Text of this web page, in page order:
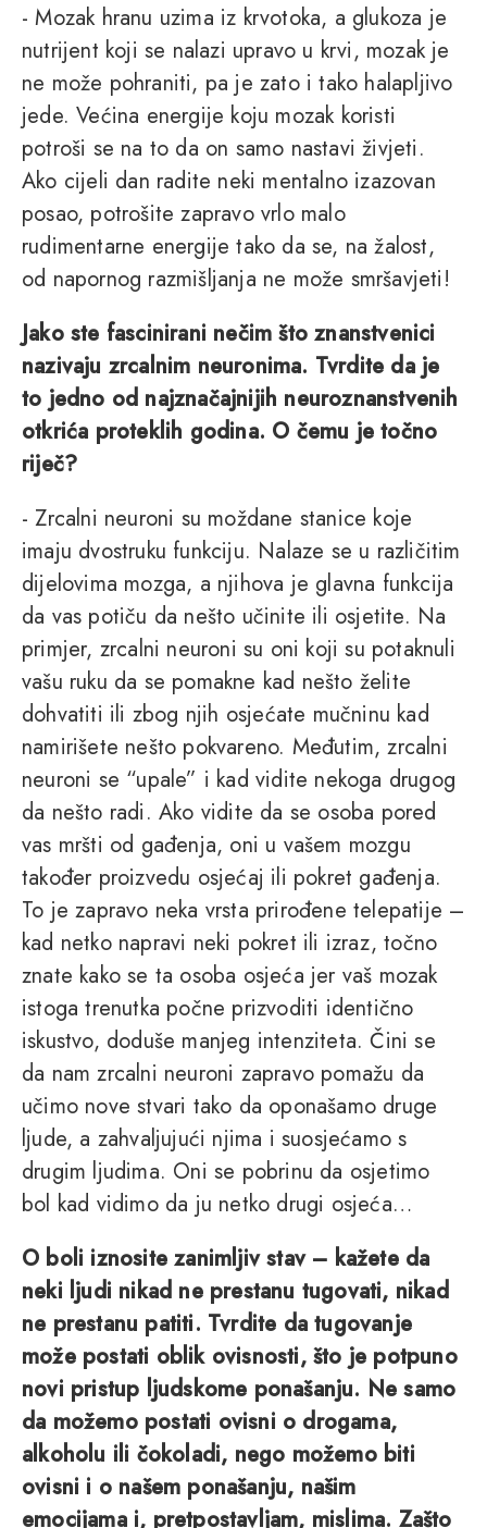
- Mozak hranu uzima iz krvotoka, a glukoza je
nutrijent koji se nalazi upravo u krvi, mozak je
ne može pohraniti, pa je zato i tako halapljivo
jede. Većina energije koju mozak koristi
potroši se na to da on samo nastavi živjeti.
Ako cijeli dan radite neki mentalno izazovan
posao, potrošite zapravo vrlo malo
rudimentarne energije tako da se, na žalost,
od napornog razmišljanja ne može smršavjeti!
Jako ste fascinirani nečim što znanstvenici
nazivaju zrcalnim neuronima. Tvrdite da je
to jedno od najznačajnijih neuroznanstvenih
otkrića proteklih godina. O čemu je točno
riječ?
- Zrcalni neuroni su moždane stanice koje
imaju dvostruku funkciju. Nalaze se u različitim
dijelovima mozga, a njihova je glavna funkcija
da vas potiču da nešto učinite ili osjetite. Na
primjer, zrcalni neuroni su oni koji su potaknuli
vašu ruku da se pomakne kad nešto želite
dohvatiti ili zbog njih osjećate mučninu kad
namirišete nešto pokvareno. Međutim, zrcalni
neuroni se “upale” i kad vidite nekoga drugog
da nešto radi. Ako vidite da se osoba pored
vas mršti od gađenja, oni u vašem mozgu
također proizvedu osjećaj ili pokret gađenja.
To je zapravo neka vrsta prirođene telepatije –
kad netko napravi neki pokret ili izraz, točno
znate kako se ta osoba osjeća jer vaš mozak
istoga trenutka počne prizvoditi identično
iskustvo, doduše manjeg intenziteta. Čini se
da nam zrcalni neuroni zapravo pomažu da
učimo nove stvari tako da oponašamo druge
ljude, a zahvaljujući njima i suosjećamo s
drugim ljudima. Oni se pobrinu da osjetimo
bol kad vidimo da ju netko drugi osjeća…
O boli iznosite zanimljiv stav – kažete da
neki ljudi nikad ne prestanu tugovati, nikad
ne prestanu patiti. Tvrdite da tugovanje
može postati oblik ovisnosti, što je potpuno
novi pristup ljudskome ponašanju. Ne samo
da možemo postati ovisni o drogama,
alkoholu ili čokoladi, nego možemo biti
ovisni i o našem ponašanju, našim
emocijama i, pretpostavljam, mislima. Zašto